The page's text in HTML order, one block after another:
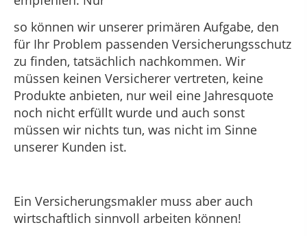
so können wir unserer primären Aufgabe, den
für Ihr Problem passenden Versicherungsschutz
zu finden, tatsächlich nachkommen. Wir
müssen keinen Versicherer vertreten, keine
Produkte anbieten, nur weil eine Jahresquote
noch nicht erfüllt wurde und auch sonst
müssen wir nichts tun, was nicht im Sinne
unserer Kunden ist.
Ein Versicherungsmakler muss aber auch
wirtschaftlich sinnvoll arbeiten können!